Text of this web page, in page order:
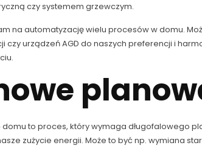
czy systemem grzewczym.
na automatyzację wielu procesów w domu.
urządzeń AGD do naszych preferencji i
to proces, który wymaga długofalowego
zużycie energii. Może to być np. wymiana